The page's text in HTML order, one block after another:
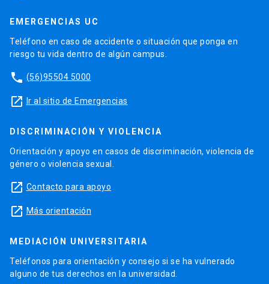
EMERGENCIAS UC
Teléfono en caso de accidente o situación que ponga en
riesgo tu vida dentro de algún campus.
phone (56)95504 5000
launch Ir al sitio de Emergencias
DISCRIMINACIÓN Y VIOLENCIA
Orientación y apoyo en casos de discriminación, violencia de
género o violencia sexual.
launch Contacto para apoyo
launch Más orientación
MEDIACIÓN UNIVERSITARIA
Teléfonos para orientación y consejo si se ha vulnerado
alguno de tus derechos en la universidad.